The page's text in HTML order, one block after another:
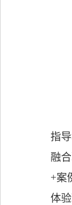
指
融
+案
体